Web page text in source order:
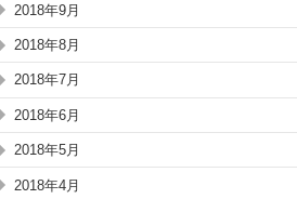
2018年9月
2018年8月
2018年7月
2018年6月
2018年5月
2018年4月